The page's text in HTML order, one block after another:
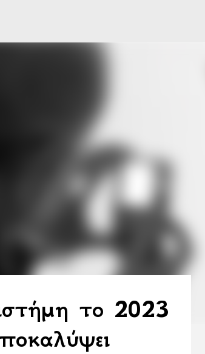
το 2023